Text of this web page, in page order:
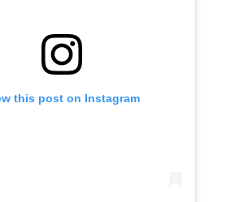
this post on Instagram